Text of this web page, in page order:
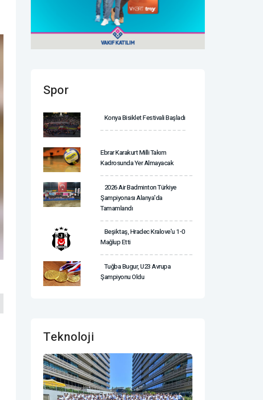
Spor
Konya Bisiklet Festivali Başladı
Ebrar Karakurt Milli Takım
Kadrosunda Yer Almayacak
2026 Air Badminton Türkiye
Şampiyonası Alanya'da
Tamamlandı
Beşiktaş, Hradec Kralove'u 1-0
Mağlup Etti
Tuğba Bugur, U23 Avrupa
Şampiyonu Oldu
Teknoloji